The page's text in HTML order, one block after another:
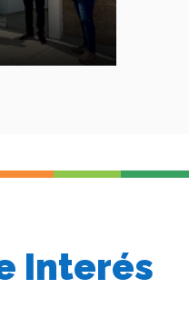
Interés